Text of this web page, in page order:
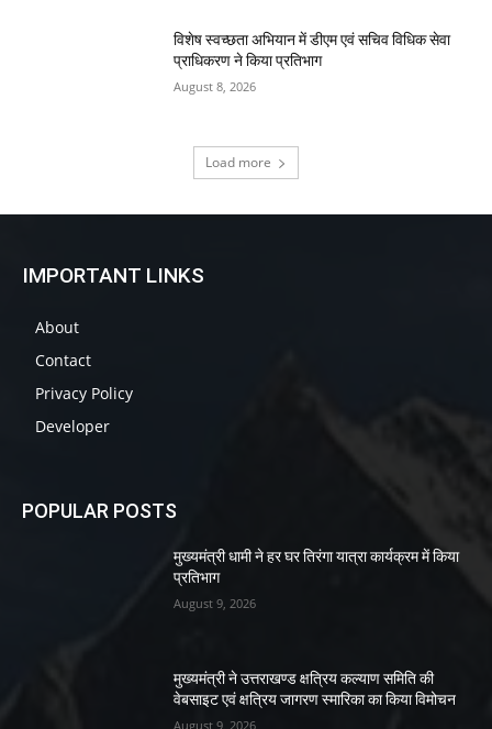
विशेष स्वच्छता अभियान में डीएम एवं सचिव विधिक सेवा
प्राधिकरण ने किया प्रतिभाग
August 8, 2026
Load more
IMPORTANT LINKS
About
Contact
Privacy Policy
Developer
POPULAR POSTS
मुख्यमंत्री धामी ने हर घर तिरंगा यात्रा कार्यक्रम में किया
प्रतिभाग
August 9, 2026
मुख्यमंत्री ने उत्तराखण्ड क्षत्रिय कल्याण समिति की
वेबसाइट एवं क्षत्रिय जागरण स्मारिका का किया विमोचन
August 9, 2026